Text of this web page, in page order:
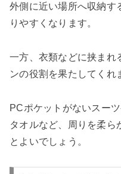
外側に近い場所へ収納す
りやすくなります。
一方、衣類などに挟まれ
ンの役割を果たしてくれ
PCポケットがないスー
タオルなど、周りを柔ら
とよいでしょう。